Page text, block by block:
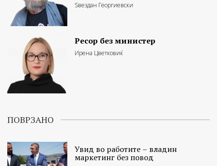
Ѕвездан Георгиевски
Ресор без министер
Ирена Цветковиќ
ПОВРЗАНО
Увид во работите – владин
маркетинг без повод